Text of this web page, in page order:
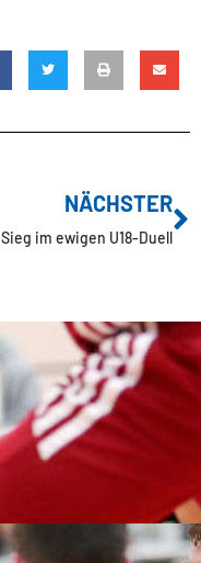
NÄCHSTER
Sieg im ewigen U18-Duell